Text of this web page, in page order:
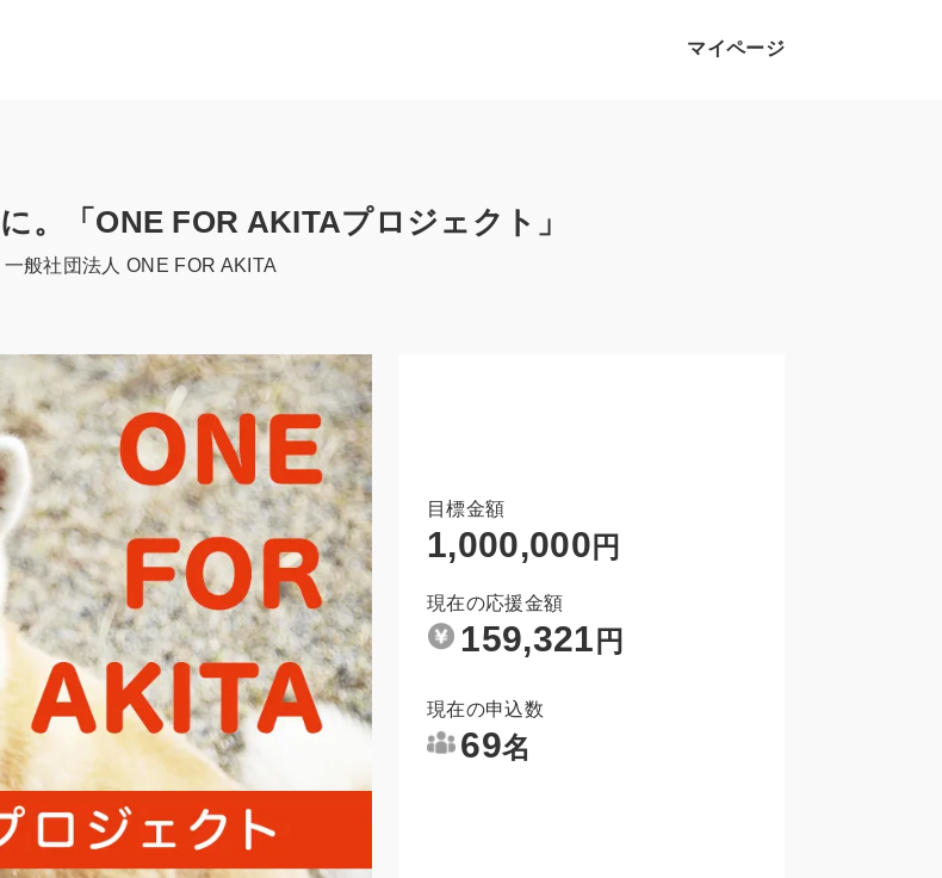
マイページ
。「ONE FOR AKITAプロジェクト」
一般社団法人 ONE FOR AKITA
目標金額
1,000,000 円
現在の応援金額
159,321 円
現在の申込数
69名